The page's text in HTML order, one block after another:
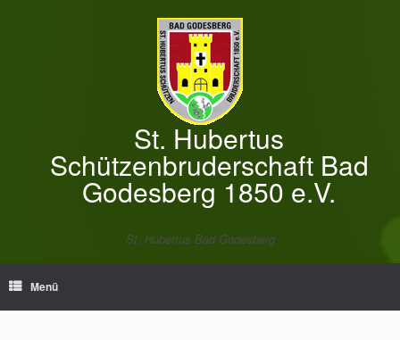
St. Hubertus
Schützenbruderschaft Bad
Godesberg 1850 e.V.
St. Hubertus Bad Godesberg
Menü